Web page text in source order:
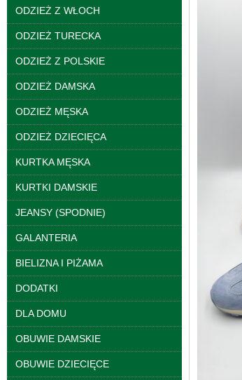
ODZIEŻ Z WŁOCH
ODZIEŻ TURECKA
ODZIEŻ Z POLSKIE
ODZIEŻ DAMSKA
ODZIEŻ MĘSKA
ODZIEŻ DZIECIĘCA
KURTKA MĘSKA
KURTKI DAMSKIE
JEANSY (SPODNIE)
GALANTERIA
BIELIZNA I PIŻAMA
DODATKI
DLA DOMU
OBUWIE DAMSKIE
OBUWIE DZIECIĘCE
Kolor Paczka 10 szt
61.00 zł
szczegóły
Spodnie damskie
jeansy Roz 25-30, 1
Kolor Paczka 10 szt
61.00 zł
szczegóły